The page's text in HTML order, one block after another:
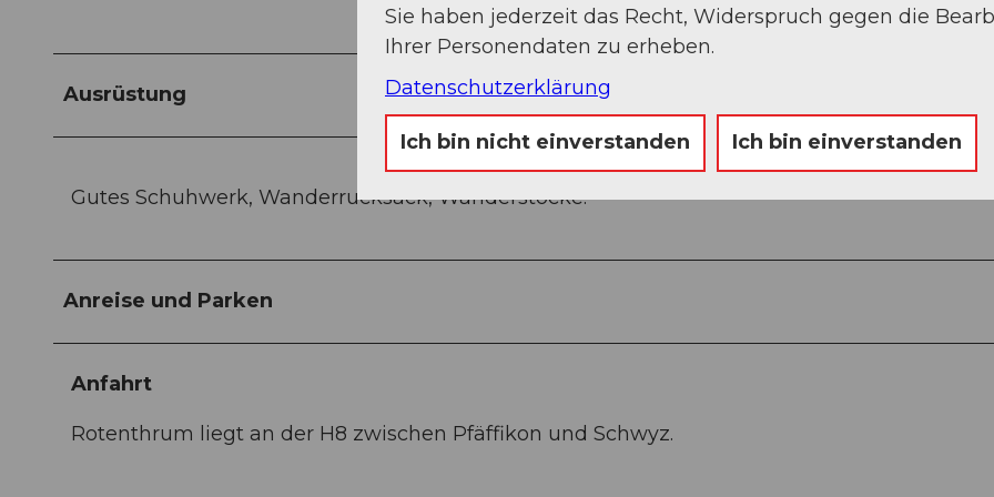
Ausrüstung
Gutes Schuhwerk, Wanderrucksack, Wanderstöcke.
Anreise und Parken
Anfahrt
Rotenthrum liegt an der H8 zwischen Pfäffikon und Schwyz.
Sie haben jederzeit das Recht, Widerspruch gegen die
Ihrer Personendaten zu erheben.
Datenschutzerklärung
Ich bin nicht einverstanden Ich bin einverstanden